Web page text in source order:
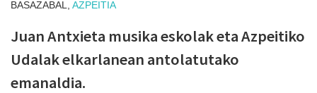
BASAZABAL, AZPEITIA
Juan Antxieta musika eskolak eta Azpeitiko
Udalak elkarlanean antolatutako
emanaldia.